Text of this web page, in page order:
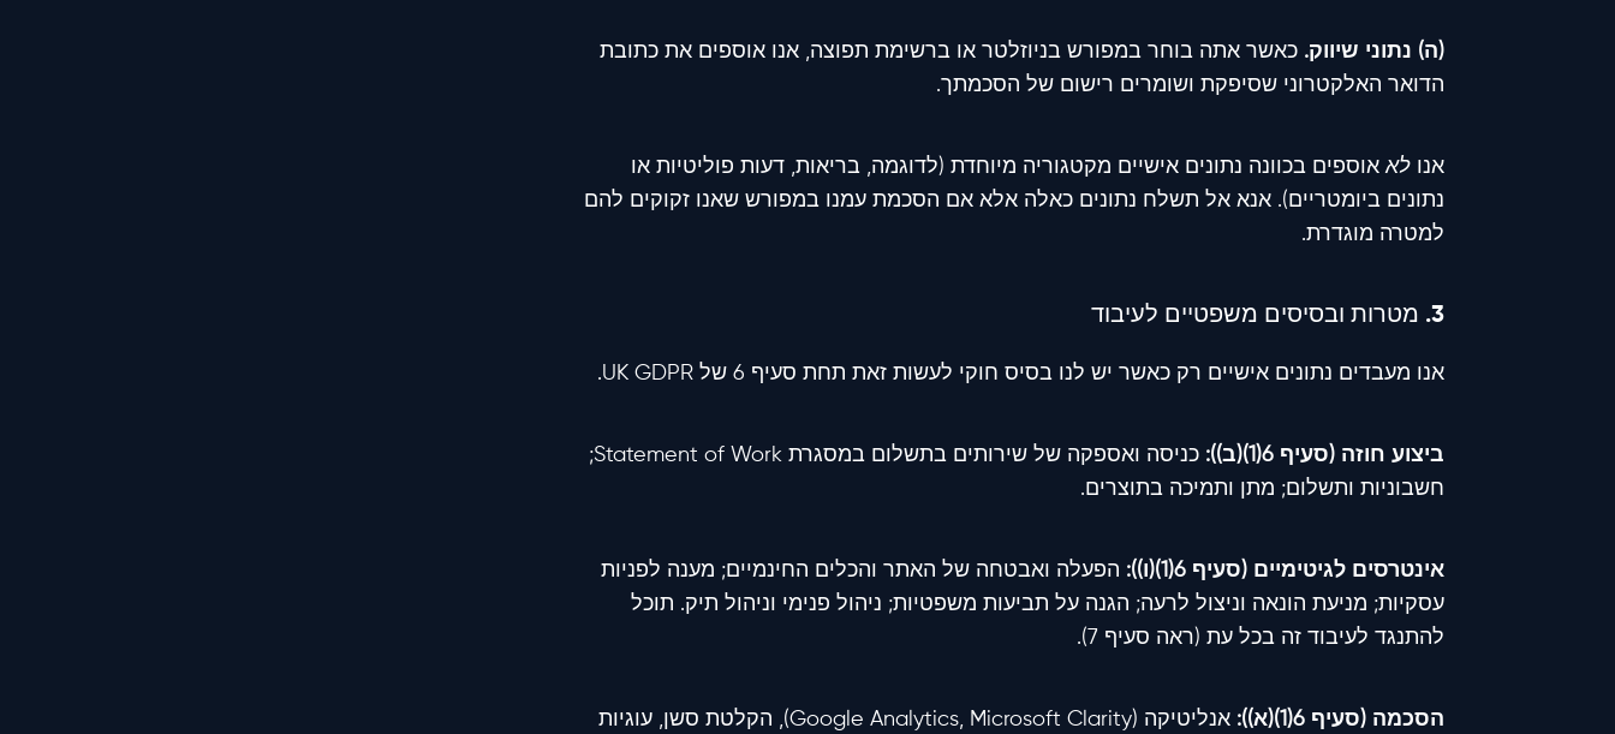
(ה) נתוני שיווק. כאשר אתה בוחר במפורש בניוזלטר או ברשימת תפוצה, אנו אוספים את כתובת
הדואר האלקטרוני שסיפקת ושומרים רישום של הסכמתך.
אנו לאאוספים בכוונה נתונים אישיים מקטגוריה מיוחדת (לדוגמה, בריאות, דעות פוליטיות או
נתונים ביומטריים). אנא אל תשלח נתונים כאלה אלא אם הסכמת עמנו במפורש שאנו זקוקים להם
למטרה מוגדרת.
3. מטרות ובסיסים משפטיים לעיבוד
אנו מעבדים נתונים אישיים רק כאשר יש לנו בסיס חוקי לעשות זאת תחת סעיף 6 של UK GDPR.
ביצוע חוזה (סעיף 6(1)(ב)):
כניסה ואספקה של שירותים בתשלום במסגרת Statement of Work;
חשבוניות ותשלום; מתן ותמיכה בתוצרים.
אינטרסים לגיטימיים (סעיף 6(1)(ו)):
הפעלה ואבטחה של האתר והכלים החינמיים; מענה לפניות
עסקיות; מניעת הונאה וניצול לרעה; הגנה על תביעות משפטיות; ניהול פנימי וניהול תיק. תוכל
להתנגד לעיבוד זה בכל עת (ראה סעיף 7).
הסכמה (סעיף 6(1)(א)):
אנליטיקה (Google Analytics, Microsoft Clarity), הקלטת סשן, עוגיות